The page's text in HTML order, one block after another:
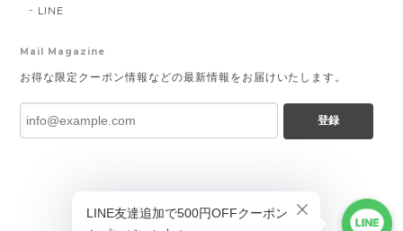
LINE
Mail Magazine
お得な限定クーポン情報などの最新情報をお届けいたします。
登録